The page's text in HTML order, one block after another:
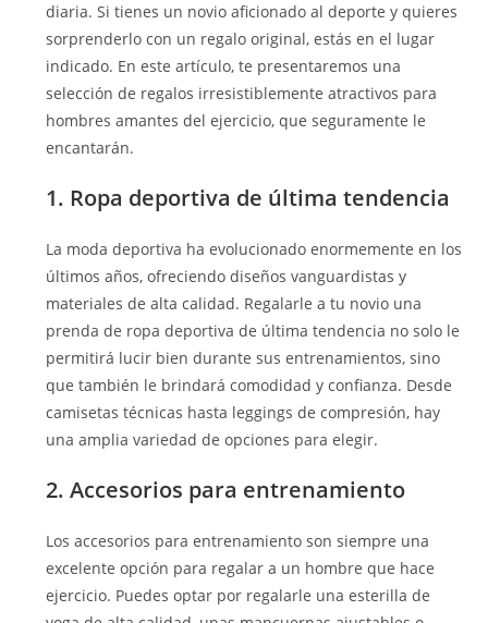
diaria. Si tienes un novio aficionado al deporte y quieres
sorprenderlo con un regalo original, estás en el lugar
indicado. En este artículo, te presentaremos una
selección de regalos irresistiblemente atractivos para
hombres amantes del ejercicio, que seguramente le
encantarán.
1. Ropa deportiva de última tendencia
La moda deportiva ha evolucionado enormemente en los
últimos años, ofreciendo diseños vanguardistas y
materiales de alta calidad. Regalarle a tu novio una
prenda de ropa deportiva de última tendencia no solo le
permitirá lucir bien durante sus entrenamientos, sino
que también le brindará comodidad y confianza. Desde
camisetas técnicas hasta leggings de compresión, hay
una amplia variedad de opciones para elegir.
2. Accesorios para entrenamiento
Los accesorios para entrenamiento son siempre una
excelente opción para regalar a un hombre que hace
ejercicio. Puedes optar por regalarle una esterilla de